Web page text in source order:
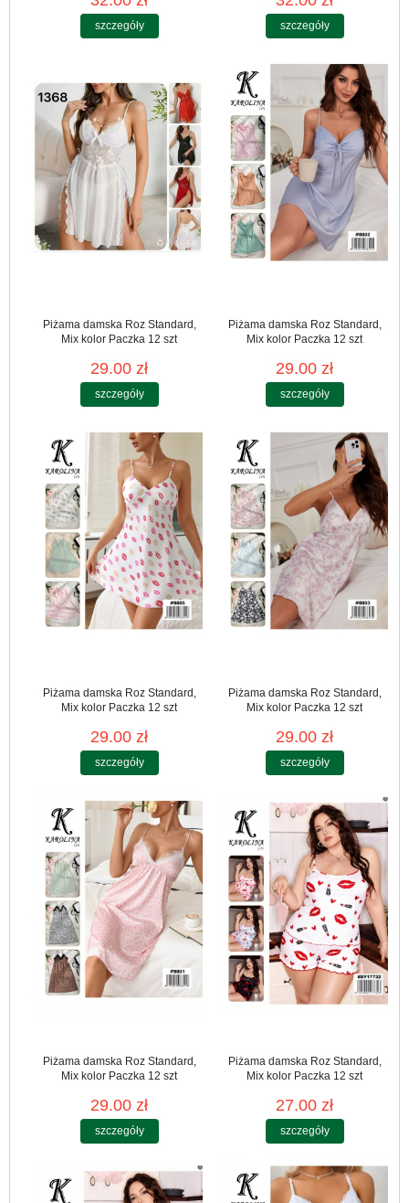
szczegóły szczegóły
Piżama damska Roz Standard,
Mix kolor Paczka 12 szt
29.00 zł
szczegóły
Piżama damska Roz Standard,
Mix kolor Paczka 12 szt
29.00 zł
szczegóły
Piżama damska Roz Standard,
Mix kolor Paczka 12 szt
29.00 zł
szczegóły
Piżama damska Roz Standard,
Mix kolor Paczka 12 szt
29.00 zł
szczegóły
Piżama damska Roz Standard,
Mix kolor Paczka 12 szt
29.00 zł
szczegóły
Piżama damska Roz Standard,
Mix kolor Paczka 12 szt
27.00 zł
szczegóły